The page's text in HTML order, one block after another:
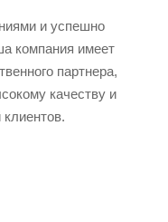
и успешно
компания имеет
партнера,
качеству и